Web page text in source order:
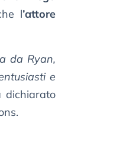
l’attore
da Ryan,
e
dichiarato